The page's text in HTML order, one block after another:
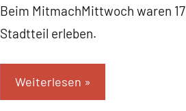
Braun
Beim MitmachMittwoch waren
Stadtteil erleben.
Weiterlesen